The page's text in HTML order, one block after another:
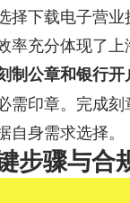
择下载电子营
率充分体现了上
制公章和银行开
需印章。完成
身需求选择。
步骤与合